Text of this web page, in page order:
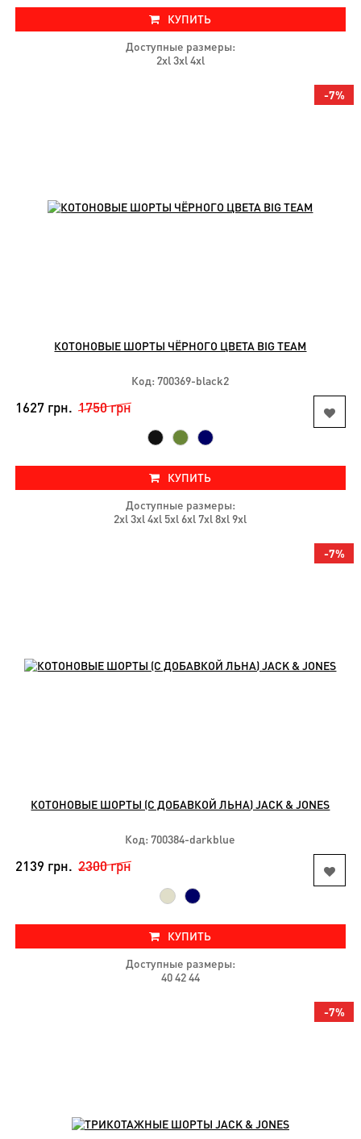
КУПИТЬ
Доступные размеры:
2xl 3xl 4xl
-7%
КОТОНОВЫЕ ШОРТЫ ЧЁРНОГО ЦВЕТА BIG TEAM
Код: 700369-black2
1627 грн. 1750 грн
КУПИТЬ
Доступные размеры:
2xl 3xl 4xl 5xl 6xl 7xl 8xl 9xl
-7%
КОТОНОВЫЕ ШОРТЫ (С ДОБАВКОЙ ЛЬНА) JACK & JONES
Код: 700384-darkblue
2139 грн. 2300 грн
КУПИТЬ
Доступные размеры:
40 42 44
-7%